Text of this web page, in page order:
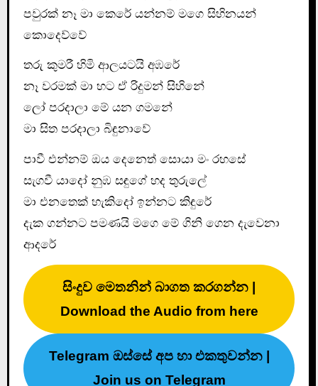
පවුරක් නෑ මා කෙරේ යන්නම් මගෙ සිහිනයන්
කොදෙව්වේ
තරු කුමරී හිමි ආලයටයි අඹරේ
නෑ වරමක් මා හට ඒ රිදුමන් සිහිනේ
ලෝ පරදාලා මේ යන ගමනේ
මා සිත පරදාලා බිඳුනාවේ
පාවී එන්නම් ඔය දෙනෙත් සොයා මං රහසේ
සැගවී යාදෝ නුඹ සඳුගේ හද තුරුලේ
මා එනතෙක් හැකිදෝ ඉන්නට කිඳුරේ
දැක ගන්නට පමණයි මගෙ මේ ගිනි ගෙන දැවෙනා
ආදරේ
සිංදුව මෙතනින් බාගත කරගන්න |
Download the Audio from here
Telegram ඔස්සේ අප හා එකතුවන්න |
Join us on Telegram